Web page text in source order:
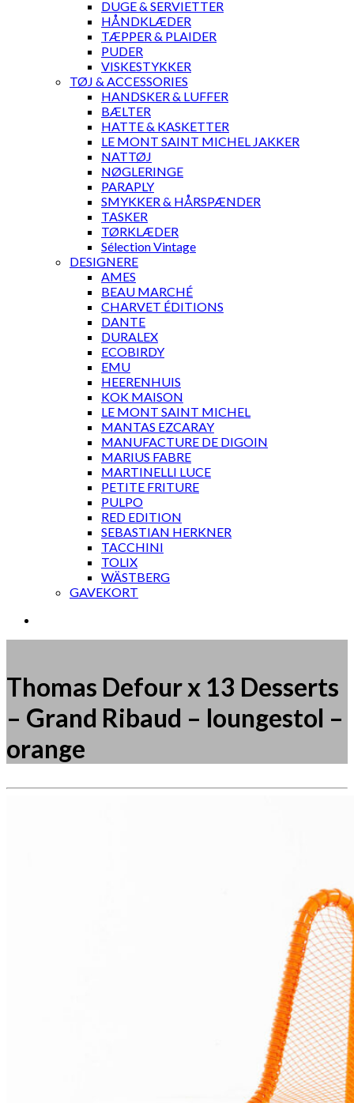
DUGE & SERVIETTER
HÅNDKLÆDER
TÆPPER & PLAIDER
PUDER
VISKESTYKKER
TØJ & ACCESSORIES
HANDSKER & LUFFER
BÆLTER
HATTE & KASKETTER
LE MONT SAINT MICHEL JAKKER
NATTØJ
NØGLERINGE
PARAPLY
SMYKKER & HÅRSPÆNDER
TASKER
TØRKLÆDER
Sélection Vintage
DESIGNERE
AMES
BEAU MARCHÉ
CHARVET ÉDITIONS
DANTE
DURALEX
ECOBIRDY
EMU
HEERENHUIS
KOK MAISON
LE MONT SAINT MICHEL
MANTAS EZCARAY
MANUFACTURE DE DIGOIN
MARIUS FABRE
MARTINELLI LUCE
PETITE FRITURE
PULPO
RED EDITION
SEBASTIAN HERKNER
TACCHINI
TOLIX
WÄSTBERG
GAVEKORT
Thomas Defour x 13 Desserts
– Grand Ribaud – loungestol –
orange